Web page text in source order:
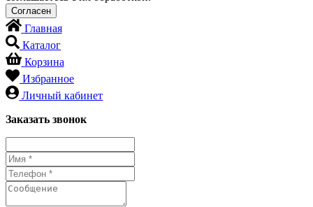
Главная
Каталог
Корзина
Избранное
Личный кабинет
Заказать звонок